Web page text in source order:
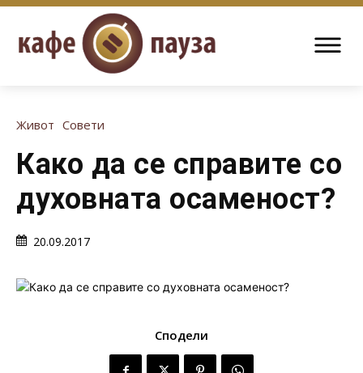
Живот Совети
Како да се справите со
духовната осаменост?
20.09.2017
Сподели